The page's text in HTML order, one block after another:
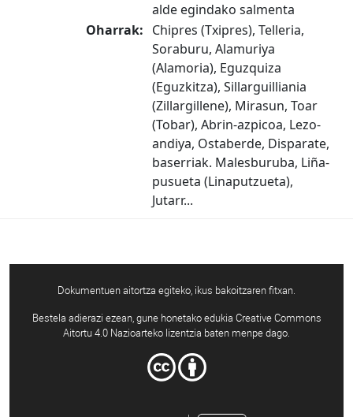
alde egindako salmenta
Oharrak: Chipres (Txipres), Telleria,
Soraburu, Alamuriya
(Alamoria), Eguzquiza
(Eguzkitza), Sillarguilliania
(Zillargillene), Mirasun, Toar
(Tobar), Abrin-azpicoa, Lezo-
andiya, Ostaberde, Disparate,
baserriak. Malesburuba, Liña-
pusueta (Linaputzueta),
Jutarr...
Dokumentuen aitortza egiteko, ikus bakoitzaren fitxan.
Bestela adierazi ezean, gune honetako edukia Creative Commons
Aitortu 4.0 Nazioarteko lizentzia baten menpe dago.